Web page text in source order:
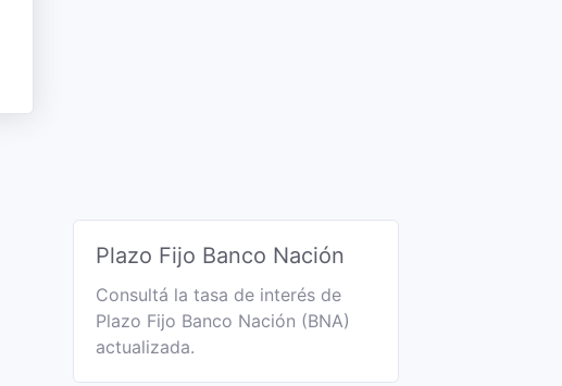
Plazo Fijo Banco Nación
Consultá la tasa de interés de
Plazo Fijo Banco Nación (BNA)
actualizada.